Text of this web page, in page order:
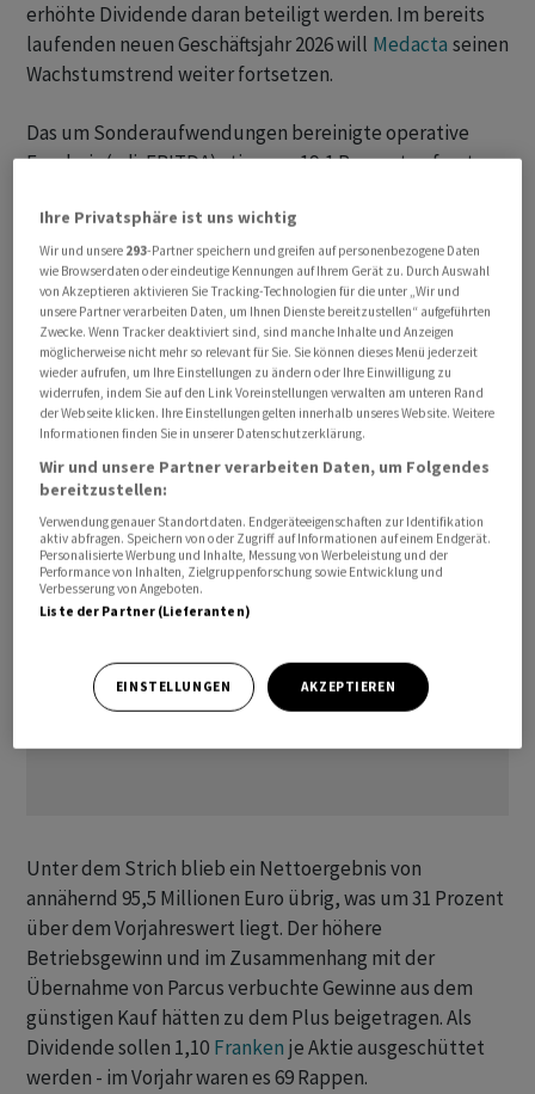
erhöhte Dividende daran beteiligt werden. Im bereits
laufenden neuen Geschäftsjahr 2026 will Medacta seinen
Wachstumstrend weiter fortsetzen.
Das um Sonderaufwendungen bereinigte operative
Ergebnis (adj. EBITDA) stieg um 19,1 Prozent auf gut
mitteilte. Die entsprechende Marge kam bei 27,9
Prozent zu liegen nach 27,1 Prozent im Jahr zuvor. Zu
konstanten Wechselkursen lag die Marge bei 29 Prozent.
Damit übertrafMedactadie eigene Zielvorgabe, die
einen Wert von etwa 28 Prozent zu konstanten
Wechselkursen vorsah. Die Margenausweitung war laut
Mitteilung das Ergebnis von Effizienzsteigerungen und
geringeren Kosten, vor allem im Bereich Vertrieb und
Marketing.
Unter dem Strich blieb ein Nettoergebnis von
annähernd 95,5 Millionen Euro übrig, was um 31 Prozent
über dem Vorjahreswert liegt. Der höhere
Betriebsgewinn und im Zusammenhang mit der
Übernahme von Parcus verbuchte Gewinne aus dem
günstigen Kauf hätten zu dem Plus beigetragen. Als
Dividende sollen 1,10 Franken je Aktie ausgeschüttet
werden - im Vorjahr waren es 69 Rappen.
Ihre Privatsphäre ist uns wichtig
Wir und unsere 293-Partner speichern und greifen auf personenbezogene Daten
wie Browserdaten oder eindeutige Kennungen auf Ihrem Gerät zu. Durch Auswahl
von Akzeptieren aktivieren Sie Tracking-Technologien für die unter „Wir und
unsere Partner verarbeiten Daten, um Ihnen Dienste bereitzustellen“ aufgeführten
Zwecke. Wenn Tracker deaktiviert sind, sind manche Inhalte und Anzeigen
möglicherweise nicht mehr so relevant für Sie. Sie können dieses Menü jederzeit
wieder aufrufen, um Ihre Einstellungen zu ändern oder Ihre Einwilligung zu
widerrufen, indem Sie auf den Link Voreinstellungen verwalten am unteren Rand
der Webseite klicken. Ihre Einstellungen gelten innerhalb unseres Website. Weitere
Informationen finden Sie in unserer Datenschutzerklärung.
Wir und unsere Partner verarbeiten Daten, um Folgendes
bereitzustellen:
Verwendung genauer Standortdaten. Endgeräteeigenschaften zur Identifikation
aktiv abfragen. Speichern von oder Zugriff auf Informationen auf einem Endgerät.
Personalisierte Werbung und Inhalte, Messung von Werbeleistung und der
Performance von Inhalten, Zielgruppenforschung sowie Entwicklung und
Verbesserung von Angeboten.
Liste der Partner (Lieferanten)
EINSTELLUNGEN AKZEPTIEREN